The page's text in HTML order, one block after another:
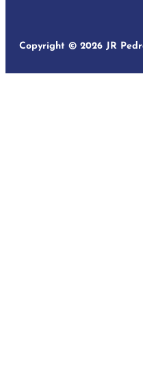
Copyright © 2026 JR